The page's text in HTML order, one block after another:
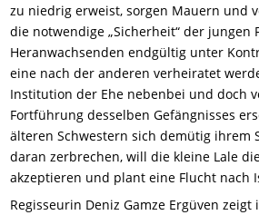
zu niedrig erweist, sorgen Mauern und
die notwendige „Sicherheit“ der jungen
Heranwachsenden endgültig unter
eine nach der anderen verheiratet
Institution der Ehe nebenbei und doch
Fortführung desselben Gefängnisses
älteren Schwestern sich demütig ihrem
daran zerbrechen, will die kleine Lale
akzeptieren und plant eine Flucht nach
Regisseurin Deniz Gamze Ergüven zeigt